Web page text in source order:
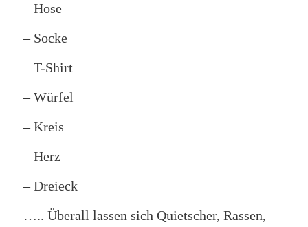
– Hose
– Socke
– T-Shirt
– Würfel
– Kreis
– Herz
– Dreieck
….. Überall lassen sich Quietscher, Rassen,